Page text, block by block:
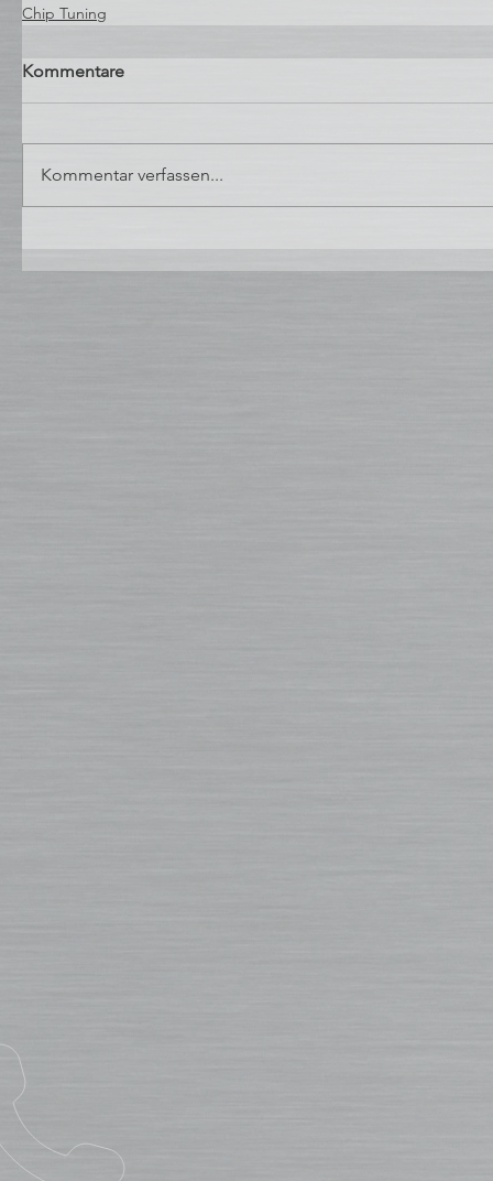
Chip Tuning
Kommentare
Kommentar verfassen...